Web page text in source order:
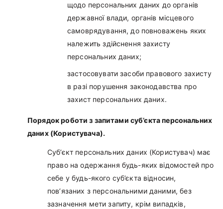
щодо персональних даних до органів
державної влади, органів місцевого
самоврядування, до повноважень яких
належить здійснення захисту
персональних даних;
застосовувати засоби правового захисту
в разі порушення законодавства про
захист персональних даних.
Порядок роботи з запитами суб’єкта персональних
даних (Користувача).
Суб’єкт персональних даних (Користувач) має
право на одержання будь-яких відомостей про
себе у будь-якого суб’єкта відносин,
пов’язаних з персональними даними, без
зазначення мети запиту, крім випадків,